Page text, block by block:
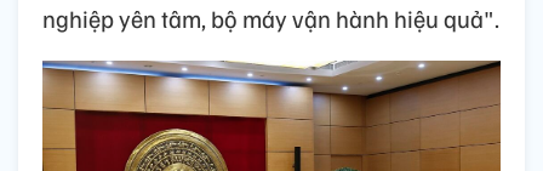
nghiệp yên tâm, bộ máy vận hành hiệu quả".